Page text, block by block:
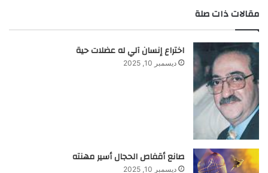
مقالات ذات صلة
اختراع إنسان آلي له عضلات حية
ديسمبر 10, 2025
صانع أقفاص الحجال أسير مهنته
ديسمبر 10, 2025